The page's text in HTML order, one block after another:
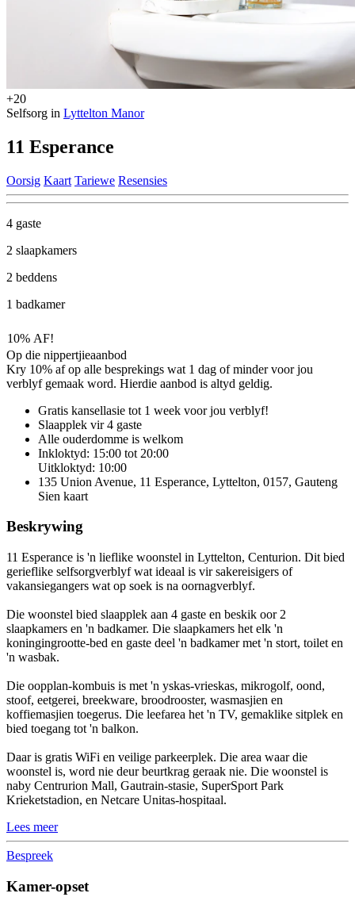
+20
Selfsorg in Lyttelton Manor
11 Esperance
Oorsig Kaart Tariewe Resensies
4 gaste
2 slaapkamers
2 beddens
1 badkamer
10% AF!
Op die nippertjieaanbod
Kry 10% af op alle besprekings wat 1 dag of minder voor jou
verblyf gemaak word. Hierdie aanbod is altyd geldig.
Gratis kansellasie tot 1 week voor jou verblyf!
Slaapplek vir 4 gaste
Alle ouderdomme is welkom
Inkloktyd: 15:00 tot 20:00
Uitkloktyd: 10:00
135 Union Avenue, 11 Esperance, Lyttelton, 0157, Gauteng
Sien kaart
Beskrywing
11 Esperance is 'n lieflike woonstel in Lyttelton, Centurion. Dit bied
gerieflike selfsorgverblyf wat ideaal is vir sakereisigers of
vakansiegangers wat op soek is na oornagverblyf.
Die woonstel bied slaapplek aan 4 gaste en beskik oor 2
slaapkamers en 'n badkamer. Die slaapkamers het elk 'n
koningingrootte-bed en gaste deel 'n badkamer met 'n stort, toilet en
'n wasbak.
Die oopplan-kombuis is met 'n yskas-vrieskas, mikrogolf, oond,
stoof, eetgerei, breekware, broodrooster, wasmasjien en
koffiemasjien toegerus. Die leefarea het 'n TV, gemaklike sitplek en
bied toegang tot 'n balkon.
Daar is gratis WiFi en veilige parkeerplek. Die area waar die
woonstel is, word nie deur beurtkrag geraak nie. Die woonstel is
naby Centrurion Mall, Gautrain-stasie, SuperSport Park
Krieketstadion, en Netcare Unitas-hospitaal.
Lees meer
Bespreek
Kamer-opset